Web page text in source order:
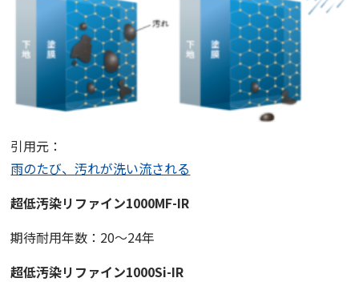
引用元：
雨のたび、汚れが洗い流される
超低汚染リファイン1000MF-IR
期待耐用年数：20〜24年
超低汚染リファイン1000Si-IR